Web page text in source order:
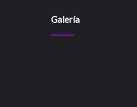
Galería